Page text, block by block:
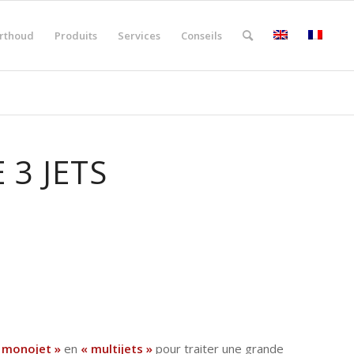
Produits Services Conseils
JETS
monojet »en « multijets » pour traiter une grande